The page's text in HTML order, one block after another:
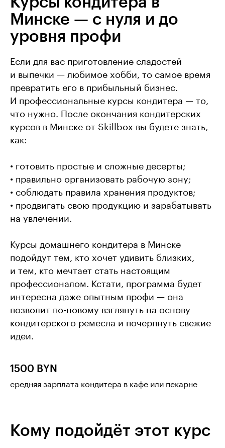
Минске — с нуля и до
уровня профи
Если для вас приготовление сладостей
и выпечки — любимое хобби, то самое время
превратить его в прибыльный бизнес.
И профессиональные курсы кондитера — то,
что нужно. После окончания кондитерских
курсов в Минске от Skillbox вы будете знать,
как:
• готовить простые и сложные десерты;
• правильно организовать рабочую зону;
• соблюдать правила хранения продуктов;
• продвигать свою продукцию и зарабатывать
на увлечении.
Курсы домашнего кондитера в Минске
подойдут тем, кто хочет удивить близких,
и тем, кто мечтает стать настоящим
профессионалом. Кстати, программа будет
интересна даже опытным профи — она
позволит по-новому взглянуть на основу
кондитерского ремесла и почерпнуть свежие
идеи.
1500 BYN
средняя зарплата кондитера в кафе или пекарне
Кому подойдёт этот курс